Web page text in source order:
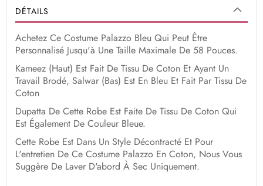
DÉTAILS
Achetez Ce Costume Palazzo Bleu Qui Peut Être
Personnalisé Jusqu'à Une Taille Maximale De 58 Pouces.
Kameez (Haut) Est Fait De Tissu De Coton Et Ayant Un
Travail Brodé, Salwar (Bas) Est En Bleu Et Fait Par Tissu De
Coton
Dupatta De Cette Robe Est Faite De Tissu De Coton Qui
Est Également De Couleur Bleue.
Cette Robe Est Dans Un Style Décontracté Et Pour
L'entretien De Ce Costume Palazzo En Coton, Nous Vous
Suggère De Laver D'abord À Sec Uniquement.